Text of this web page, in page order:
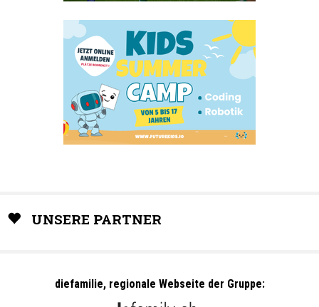
UNSERE PARTNER
diefamilie, regionale Webseite der Gruppe: